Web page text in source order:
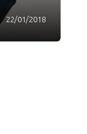
22/01/2018